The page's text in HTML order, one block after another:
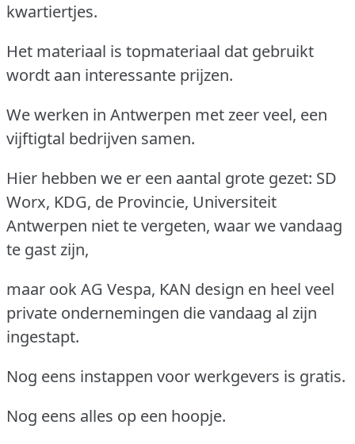
kwartiertjes.
Het materiaal is topmateriaal dat gebruikt
wordt aan interessante prijzen.
We werken in Antwerpen met zeer veel, een
vijftigtal bedrijven samen.
Hier hebben we er een aantal grote gezet: SD
Worx, KDG, de Provincie, Universiteit
Antwerpen niet te vergeten, waar we vandaag
te gast zijn,
maar ook AG Vespa, KAN design en heel veel
private ondernemingen die vandaag al zijn
ingestapt.
Nog eens instappen voor werkgevers is gratis.
Nog eens alles op een hoopje.